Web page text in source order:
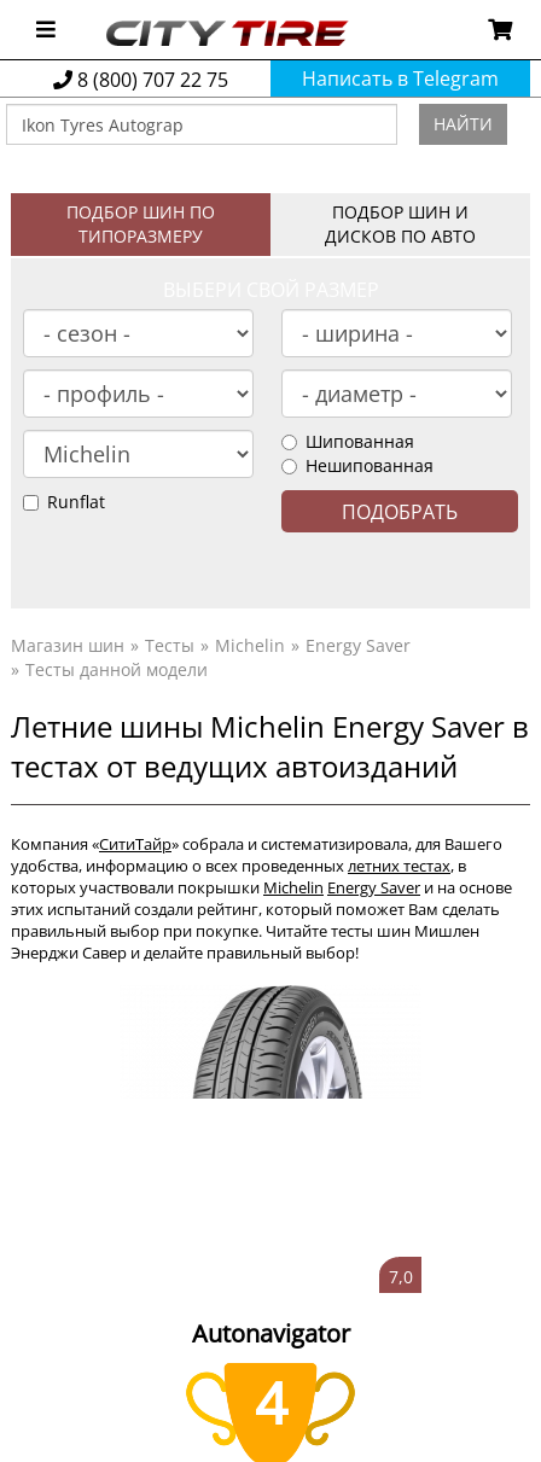
8 (800) 707 22 75 Написать в Telegram
НАЙТИ
ПОДБОР ШИН ПО
ТИПОРАЗМЕРУ
ПОДБОР ШИН И
ДИСКОВ ПО АВТО
Шипованная
Нешипованная
Runflat
Магазин шин Тесты Michelin
Energy Saver
Тесты данной модели
Летние шины Michelin Energy Saver в
тестах от ведущих автоизданий
Компания «СитиТайр» собрала и систематизировала, для Вашего
удобства, информацию о всех проведенныхлетних тестах, в
которых участвовали покрышки Michelin Energy Saver и на основе
этих испытаний создали рейтинг, который поможет Вам сделать
правильный выбор при покупке. Читайте тесты шин Мишлен
Энерджи Савер и делайте правильный выбор!
7,0
Autonavigator
4